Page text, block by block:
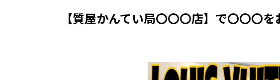
【質屋かんてい局〇〇〇店】で〇〇〇